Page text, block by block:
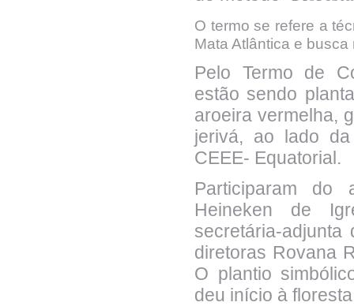
O termo se refere a
Mata Atlântica e
Pelo Termo de
estão sendo
aroeira vermelha,
jerivá, ao lado
CEEE- Equatorial.
Participaram
Heineken de
secretária-
diretoras Rovana
O plantio
deu início à